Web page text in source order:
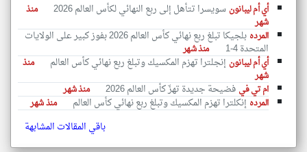
أي أم ليبانون سويسرا تتأهل إلى ربع النهائي لكأس العالم 2026
منذ
شهر
المرده
بلجيكا تبلغ ربع نهائي كأس العالم 2026 بفوز كبير على الولايات
المتحدة 4-1
منذ شهر
أي أم ليبانون إنجلترا تهزم المكسيك وتبلغ ربع نهائي كأس العالم
منذ
شهر
ام تي في فضيحة جديدة تهزّ كأس العالم 2026
منذ شهر
المرده إنكلترا تهزم المكسيك وتبلغ ربع نهائي كأس العالم منذ شهر
باقي المقالات المشابهة